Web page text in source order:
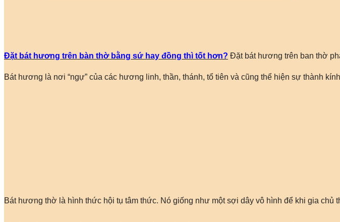
Đặt bát hương trên bàn thờ bằng sứ hay đồng thì tốt hơn? Đặt bát hương trên ban thờ
Bát hương là nơi “ngự” của các hương linh, thần, thánh, tổ tiên và cũng thể hiện sự thành
Bát hương thờ là hình thức hội tụ tâm thức. Nó giống như một sợi dây vô hình để khi gia